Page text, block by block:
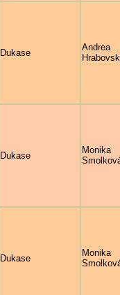
Dukase
Andrea
Dukase
Monika
Dukase
Monika